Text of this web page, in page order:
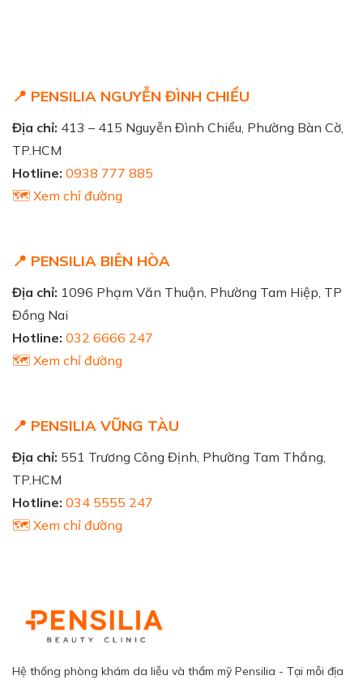
📍 PENSILIA NGUYỄN ĐÌNH CHIỂU
Địa chỉ: 413 – 415 Nguyễn Đình Chiểu, Phường Bàn Cờ,
TP.HCM
Hotline: 0938 777 885
🗺️ Xem chỉ đường
📍 PENSILIA BIÊN HÒA
Địa chỉ: 1096 Phạm Văn Thuận, Phường Tam Hiệp, TP
Đồng Nai
Hotline: 032 6666 247
🗺️ Xem chỉ đường
📍 PENSILIA VŨNG TÀU
Địa chỉ: 551 Trương Công Định, Phường Tam Thắng,
TP.HCM
Hotline: 034 5555 247
🗺️ Xem chỉ đường
Hệ thống phòng khám da liễu và thẩm mỹ Pensilia - Tại mỗi địa